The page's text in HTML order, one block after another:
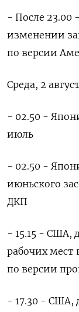
- После 23.00
изменении
по версии
Среда, 2
- 02.50 -
июль
- 02.50 -
июньского
ДКП
- 15.15 - США,
рабочих мест
по версии
- 17.30 - США,